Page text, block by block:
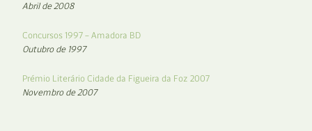
Abril de 2008
Concursos 1997 – Amadora BD
Outubro de 1997
Prémio Literário Cidade da Figueira da Foz 2007
Novembro de 2007